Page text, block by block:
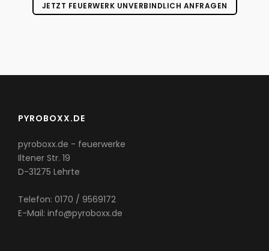
JETZT FEUERWERK UNVERBINDLICH ANFRAGEN
PYROBOXX.DE
pyroboxx.de - feuerwerke
Iltener Str. 19
D-31275 Lehrte
Telefon: 0170 / 9569172
E-Mail: info@pyroboxx.de